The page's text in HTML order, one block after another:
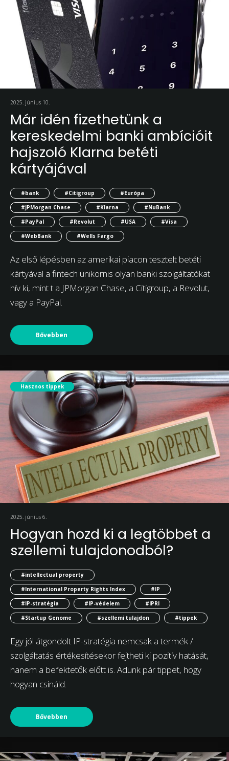
2025. június 10.
Már idén fizethetünk a
kereskedelmi banki ambícióit
hajszoló Klarna betéti
kártyájával
#bank #Citigroup
#Európa
#JPMorgan Chase
#Klarna
#NuBank
#PayPal
#Revolut #USA
#Visa
#WebBank
#Wells Fargo
Az első lépésben az amerikai piacon tesztelt betéti
kártyával a fintech unikornis olyan banki szolgáltatókat
hív ki, mint t a JPMorgan Chase, a Citigroup, a Revolut,
vagy a PayPal.
Bővebben
Hasznos tippek
2025. június 6.
Hogyan hozd ki a legtöbbet a
szellemi tulajdonodból?
#intellectual property
#International Property Rights Index
#IP
#IP-stratégia
#IP-védelem
#IPRI
#Startup Genome
#szellemi tulajdon #tippek
Egy jól átgondolt IP-stratégia nemcsak a termék /
szolgáltatás értékesítésekor fejtheti ki pozitív hatását,
hanem a befektetők előtt is. Adunk pár tippet, hogy
hogyan csináld.
Bővebben